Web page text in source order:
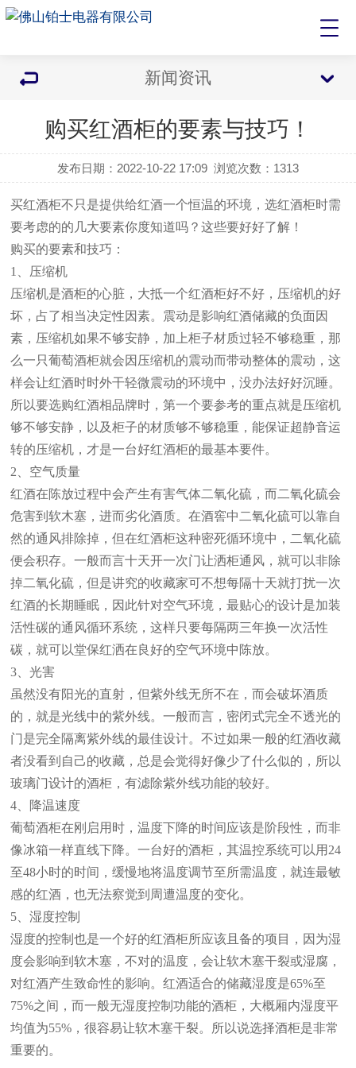
新闻资讯
购买红酒柜的要素与技巧！
发布日期：2022-10-22 17:09 浏览次数： 1313
买红酒柜不只是提供给红酒一个恒温的环境，选红酒柜时需
要考虑的的几大要素你度知道吗？这些要好好了解！
购买的要素和技巧：
1、压缩机
压缩机是酒柜的心脏，大抵一个红酒柜好不好，压缩机的好
坏，占了相当决定性因素。震动是影响红酒储藏的负面因
素，压缩机如果不够安静，加上柜子材质过轻不够稳重，那
么一只葡萄酒柜就会因压缩机的震动而带动整体的震动，这
样会让红酒时时外干轻微震动的环境中，没办法好好沉睡。
所以要选购红酒相品牌时，第一个要参考的重点就是压缩机
够不够安静，以及柜子的材质够不够稳重，能保证超静音运
转的压缩机，才是一台好红酒柜的最基本要件。
2、空气质量
红酒在陈放过程中会产生有害气体二氧化硫，而二氧化硫会
危害到软木塞，进而劣化酒质。在酒窖中二氧化硫可以靠自
然的通风排除掉，但在红酒柜这种密死循环境中，二氧化硫
便会积存。一般而言十天开一次门让洒柜通风，就可以非除
掉二氧化硫，但是讲究的收藏家可不想每隔十天就打扰一次
红酒的长期睡眠，因此针对空气环境，最贴心的设计是加装
活性碳的通风循环系统，这样只要每隔两三年换一次活性
碳，就可以堂保红洒在良好的空气环境中陈放。
3、光害
虽然没有阳光的直射，但紫外线无所不在，而会破坏酒质
的，就是光线中的紫外线。一般而言，密闭式完全不透光的
门是完全隔离紫外线的最佳设计。不过如果一般的红酒收藏
者没看到自己的收藏，总是会觉得好像少了什么似的，所以
玻璃门设计的酒柜，有滤除紫外线功能的较好。
4、降温速度
葡萄酒柜在刚启用时，温度下降的时间应该是阶段性，而非
像冰箱一样直线下降。一台好的酒柜，其温控系统可以用24
至48小时的时间，缓慢地将温度调节至所需温度，就连最敏
感的红酒，也无法察觉到周遭温度的变化。
5、湿度控制
湿度的控制也是一个好的红酒柜所应该且备的项目，因为湿
度会影响到软木塞，不对的温度，会让软木塞干裂或湿腐，
对红酒产生致命性的影响。红酒适合的储藏湿度是65%至
75%之间，而一般无湿度控制功能的酒柜，大概厢内湿度平
均值为55%，很容易让软木塞干裂。所以说选择酒柜是非常
重要的。